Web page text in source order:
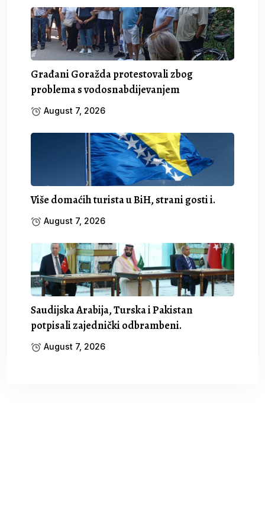
Građani Goražda protestovali zbog
problema s vodosnabdijevanjem
August 7, 2026
Više domaćih turista u BiH, strani gosti i.
August 7, 2026
Saudijska Arabija, Turska i Pakistan
potpisali zajednički odbrambeni.
August 7, 2026